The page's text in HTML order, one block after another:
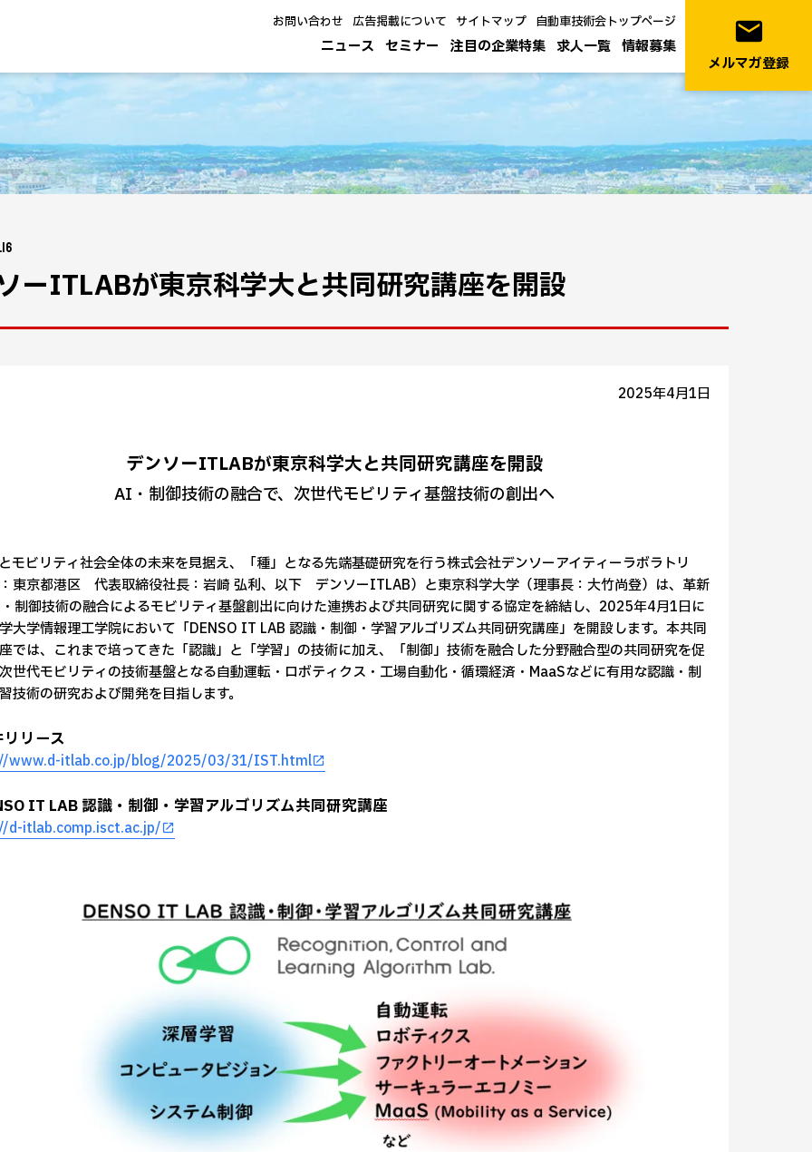
ニュース セミナー 注目の企業特集 求人一覧 情報募集
お問い合わせ 広告掲載について サイトマップ 自動車技術会トップページ email
メルマガ登録
ーITLABが東京科学大と共同研究講座を開設
2025年4月1日
デンソーITLABが東京科学大と共同研究講座を開設
AI・制御技術の融合で、次世代モビリティ基盤技術の創出へ
モビリティ社会全体の未来を見据え、「種」となる先端基礎研究を行う株式会社デンソーアイティーラボラトリ
：東京都港区 代表取締役社長：岩崎 弘利、以下 デンソーITLAB）と東京科学大学（理事長：大竹尚登）は、革新
制御技術の融合によるモビリティ基盤創出に向けた連携および共同研究に関する協定を締結し、2025年4月1日に
大学情報理工学院において「DENSO IT LAB 認識・制御・学習アルゴリズム共同研究講座」を開設します。本共同
では、これまで培ってきた「認識」と「学習」の技術に加え、「制御」技術を融合した分野融合型の共同研究を促
世代モビリティの技術基盤となる自動運転・ロボティクス・工場自動化・循環経済・MaaSなどに有用な認識・制
技術の研究および開発を目指します。
リース
www.d-itlab.co.jp/blog/2025/03/31/IST.html
IT LAB 認識・制御・学習アルゴリズム共同研究講座
d-itlab.comp.isct.ac.jp/